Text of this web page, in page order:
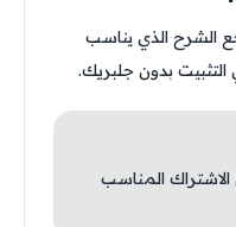
الشرح الذي يناسب
بدون جلبريك.
المناسب